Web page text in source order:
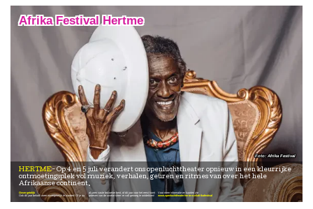
Afrika Festival Hertme
HERTME Op 4 en 5 juli verandert ons openluchttheater opnieuw in een kleurrijke
ontmoetingsplek vol muziek, verhalen, geuren en ritmes van over het hele
Afrikaanse continent.
Onvergetelijk
Ook dit jaar belooft weer onvergetelijk te worden! Of je nu
al jaren vaste bezoeker bent, of dit jaar voor het eerst komt
proeven van de unieke sfeer: er valt genoeg te ontdekken!
Voor meer informatie en kaarten zie
www.openluchttheaterhertme.nl/afrikafestival
Afrika Festival